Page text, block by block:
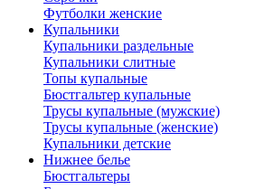
Футболки женские
Купальники
Купальники раздельные
Купальники слитные
Топы купальные
Бюстгальтер купальные
Трусы купальные (мужские)
Трусы купальные (женские)
Купальники детские
Нижнее белье
Бюстгальтеры